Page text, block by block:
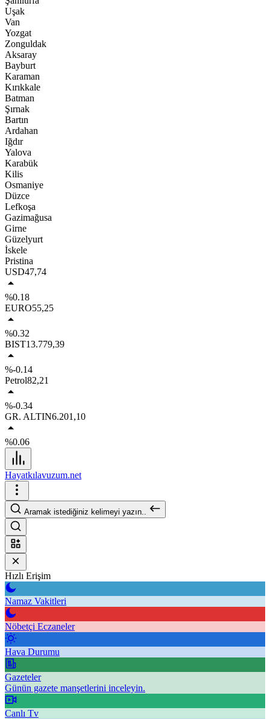
Uşak
Van
Yozgat
Zonguldak
Aksaray
Bayburt
Karaman
Kırıkkale
Batman
Şırnak
Bartın
Ardahan
Iğdır
Yalova
Karabük
Kilis
Osmaniye
Düzce
Lefkoşa
Gazimağusa
Girne
Güzelyurt
İskele
Pristina
USD47,74
%0.18
EURO55,25
%0.32
BIST13.779,39
%-0.14
Petrol82,21
%-0.34
GR. ALTIN6.201,10
%0.06
Hayatkılavuzum.net
Aramak istediğiniz kelimeyi yazın..
Hızlı Erişim
Namaz Vakitleri
Nöbetçi Eczaneler
Hava Durumu
Gazeteler
Günün gazete manşetlerini inceleyin.
Canlı Tv